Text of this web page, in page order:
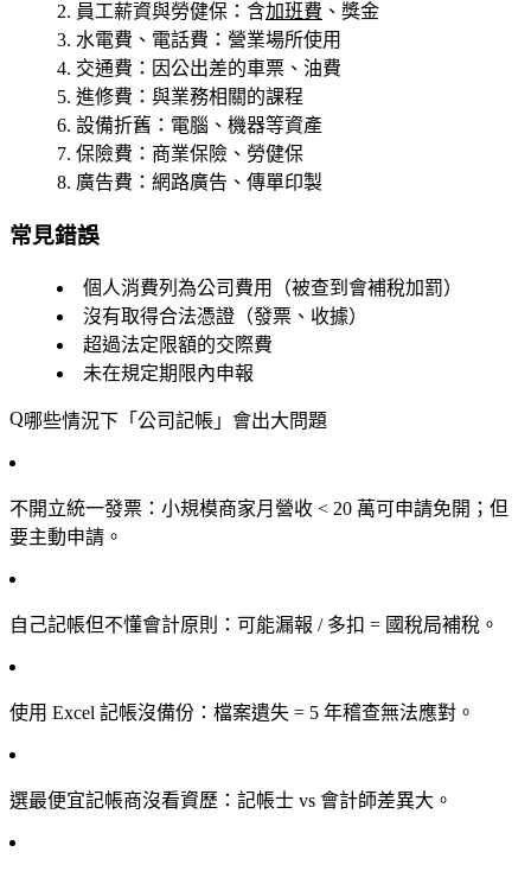
員工薪資與勞健保 ：含加班費 、獎金
水電費、電話費 ：營業場所使用
交通費 ：因公出差的車票、油費
進修費 ：與業務相關的課程
設備折舊 ：電腦、機器等資產
保險費 ：商業保險、勞健保
廣告費 ：網路廣告、傳單印製
常見錯誤
個人消費列為公司費用（被查到會補稅加罰）
沒有取得合法憑證（發票、收據）
超過法定限額的交際費
未在規定期限內申報
哪些情況下「公司記帳」會出大問題
不開立統一發票 ：小規模商家月營收 < 20 萬可申請免開；但
要主動申請。
自己記帳但不懂會計原則 ：可能漏報 / 多扣 = 國稅局補稅。
使用 Excel 記帳沒備份 ：檔案遺失 = 5 年稽查無法應對。
選最便宜記帳商沒看資歷 ：記帳士 vs 會計師差異大。